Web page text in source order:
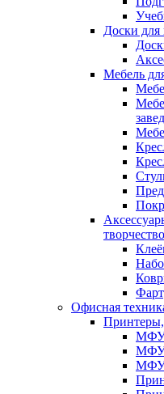
Доски для
Мебель
Офисная
МФУ
МФУ
МФУ